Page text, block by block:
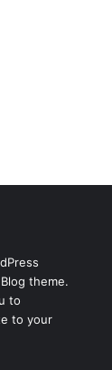
theme.
to
to your